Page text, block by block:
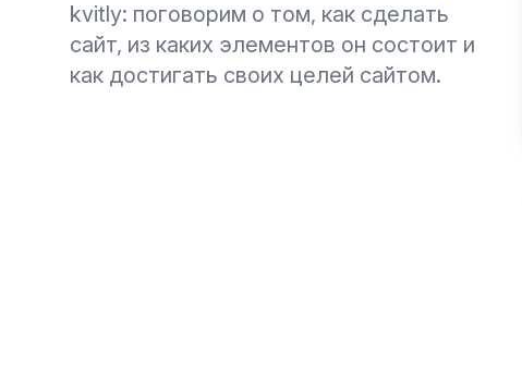
kvitly: поговорим о том, как сделать
сайт, из каких элементов он состоит и
как достигать своих целей сайтом.